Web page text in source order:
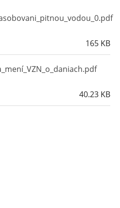
165 KB
40.23 KB